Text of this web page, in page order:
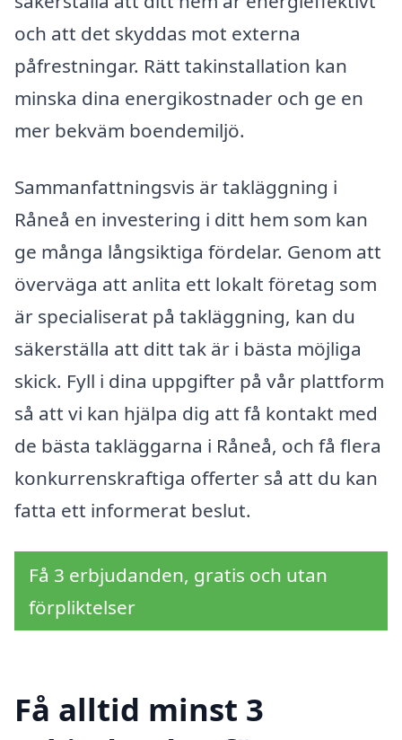
och att det skyddas mot externa
påfrestningar. Rätt takinstallation kan
minska dina energikostnader och ge en
mer bekväm boendemiljö.
Sammanfattningsvis är takläggning i
Råneå en investering i ditt hem som kan
ge många långsiktiga fördelar. Genom att
överväga att anlita ett lokalt företag som
är specialiserat på takläggning, kan du
säkerställa att ditt tak är i bästa möjliga
skick. Fyll i dina uppgifter på vår plattform
så att vi kan hjälpa dig att få kontakt med
de bästa takläggarna i Råneå, och få flera
konkurrenskraftiga offerter så att du kan
fatta ett informerat beslut.
Få 3 erbjudanden, gratis och utan
förpliktelser
Få alltid minst 3